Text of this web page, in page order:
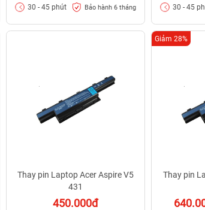
30 - 45 phút Bảo hành 6 tháng 30 - 45
Thay pin Laptop Acer Aspire V5
431
450.000đ
Thay pin
Giảm 28%